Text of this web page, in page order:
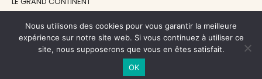
EN ATTENDANT NADEAU
Nous utilisons des cookies pour vous garantir la meilleure
expérience sur notre site web. Si vous continuez à utiliser ce
site, nous supposerons que vous en êtes satisfait.
OK